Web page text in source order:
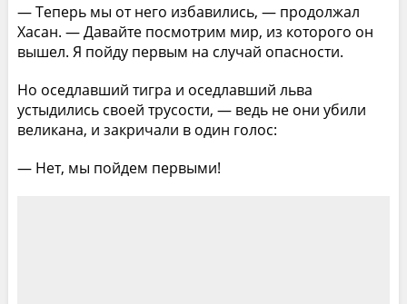
— Теперь мы от него избавились, — продолжал
Хасан. — Давайте посмотрим мир, из которого он
вышел. Я пойду первым на случай опасности.
Но оседлавший тигра и оседлавший льва
устыдились своей трусости, — ведь не они убили
великана, и закричали в один голос:
— Нет, мы пойдем первыми!